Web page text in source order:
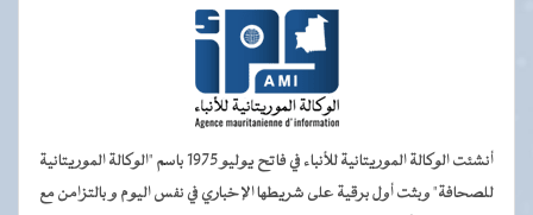
أنشئت الوكالة الموريتانية للأنباء في فاتح يوليو 1975 باسم "الوكالة الموريتانية
للصحافة" وبثت أول برقية على شريطها الإخباري في نفس اليوم و بالتزامن مع